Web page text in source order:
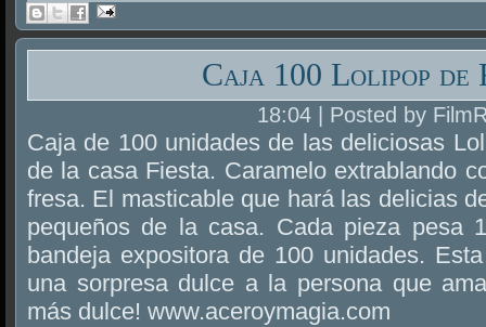
Caja 100 Lolipop de
18:04 | Posted by
Caja de 100 unidades de las deliciosas
de la casa Fiesta. Caramelo extrablando
fresa. El masticable que hará las delicias
pequeños de la casa. Cada pieza pesa
bandeja expositora de 100 unidades.
una sorpresa dulce a la persona que
más dulce! www.aceroymagia.com